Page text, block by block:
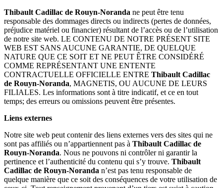
Thibault Cadillac de Rouyn-Noranda ne peut être tenu
responsable des dommages directs ou indirects (pertes de données,
préjudice matériel ou financier) résultant de l’accès ou de l’utilisation
de notre site web. LE CONTENU DE NOTRE PRÉSENT SITE
WEB EST SANS AUCUNE GARANTIE, DE QUELQUE
NATURE QUE CE SOIT ET NE PEUT ÊTRE CONSIDÉRÉ
COMME REPRÉSENTANT UNE ENTENTE
CONTRACTUELLE OFFICIELLE ENTRE Thibault Cadillac
de Rouyn-Noranda, MAGNETIS, OU AUCUNE DE LEURS
FILIALES. Les informations sont à titre indicatif, et ce en tout
temps; des erreurs ou omissions peuvent être présentes.
Liens externes
Notre site web peut contenir des liens externes vers des sites qui ne
sont pas affiliés ou n’appartiennent pas à Thibault Cadillac de
Rouyn-Noranda. Nous ne pouvons ni contrôler ni garantir la
pertinence et l’authenticité du contenu qui s’y trouve. Thibault
Cadillac de Rouyn-Noranda n’est pas tenu responsable de
quelque manière que ce soit des conséquences de votre utilisation de